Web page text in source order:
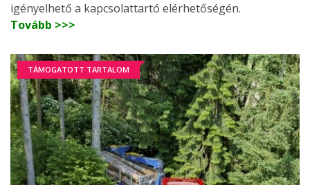
igényelhető a kapcsolattartó elérhetőségén.
Tovább >>>
TÁMOGATOTT TARTALOM